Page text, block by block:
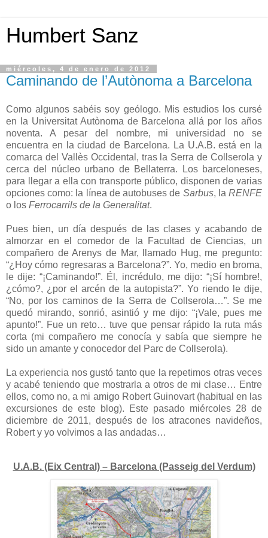
Humbert Sanz
miércoles, 4 de enero de 2012
Caminando de l’Autònoma a Barcelona
Como algunos sabéis soy geólogo. Mis estudios los cursé
en la Universitat Autònoma de Barcelona allá por los años
noventa. A pesar del nombre, mi universidad no se
encuentra en la ciudad de Barcelona. La U.A.B. está en la
comarca del Vallès Occidental, tras la Serra de Collserola y
cerca del núcleo urbano de Bellaterra. Los barceloneses,
para llegar a ella con transporte público, disponen de varias
opciones como: la línea de autobuses de Sarbus, laRENFE
o los Ferrocarrils de la Generalitat.
Pues bien, un día después de las clases y acabando de
almorzar en el comedor de la Facultad de Ciencias, un
compañero de Arenys de Mar, llamado Hug, me pregunto:
“¿Hoy cómo regresaras a Barcelona?”. Yo, medio en broma,
le dije: “¡Caminando!”. Él, incrédulo, me dijo: “¡Sí hombre!,
¿cómo?, ¿por el arcén de la autopista?”. Yo riendo le dije,
“No, por los caminos de la Serra de Collserola…”. Se me
quedó mirando, sonrió, asintió y me dijo: “¡Vale, pues me
apunto!”. Fue un reto… tuve que pensar rápido la ruta más
corta (mi compañero me conocía y sabía que siempre he
sido un amante y conocedor del Parc de Collserola).
La experiencia nos gustó tanto que la repetimos otras veces
y acabé teniendo que mostrarla a otros de mi clase… Entre
ellos, como no, a mi amigo Robert Guinovart (habitual en las
excursiones de este blog). Este pasado miércoles 28 de
diciembre de 2011, después de los atracones navideños,
Robert y yo volvimos a las andadas…
U.A.B. (Eix Central) – Barcelona (Passeig del Verdum)